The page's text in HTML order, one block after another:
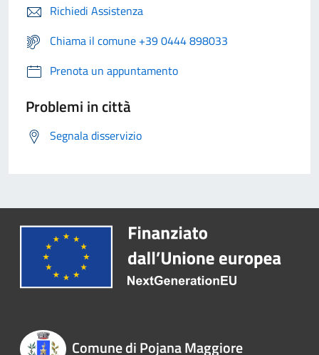
Richiedi Assistenza
Chiama il comune +39 0444 898033
Prenota un appuntamento
Problemi in città
Segnala disservizio
Comune di Pojana Maggiore